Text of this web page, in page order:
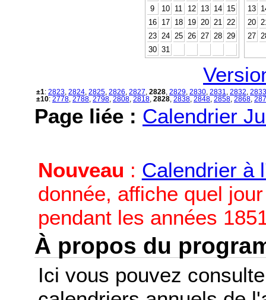
9
10 11 12 13 14
15
16
17 18 19 20 21
22
23
24 25 26 27 28
29
30 31
13
20
27
±1: 2823 2824 2825 2826 2827 2828 2829 2830 2831 2832 2833
±10: 2778 2788 2798 2808 2818 2828 2838 2848 2858 2868
Page liée : Calendrier
Nouveau : Calendrier à
donnée, affiche quel
pendant les années
À propos du
Ici vous pouvez